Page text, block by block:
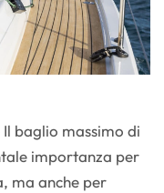
baglio massimo di
importanza per
ma anche per